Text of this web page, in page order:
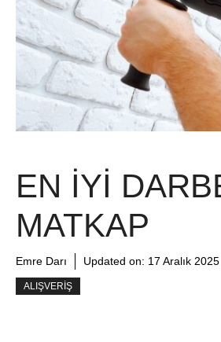
EN İYI
MATKAP
Emre Darı Updated on: 17 Aralık 2025
ALIŞVERIŞ